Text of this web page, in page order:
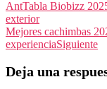
AntTabla Biobizz
exterior
Mejores cachimbas
experienciaSiguiente
Deja una